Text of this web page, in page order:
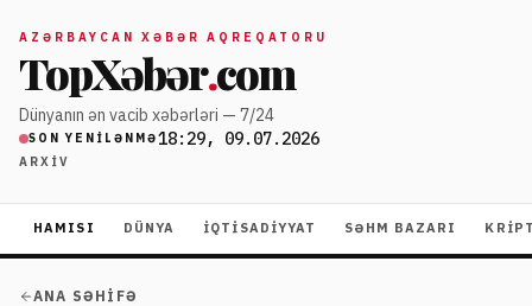
AZƏRBAYCAN XƏBƏR AQREQATORU
TopXəbər.com
Dünyanın ən vacib xəbərləri — 7/24
SON YENILƏNMƏ18:29, 09.07.2026
ARXIV
HAMISI DÜNYA İQTISADIYYAT SƏHM BAZARI
ANA SƏHIFƏ